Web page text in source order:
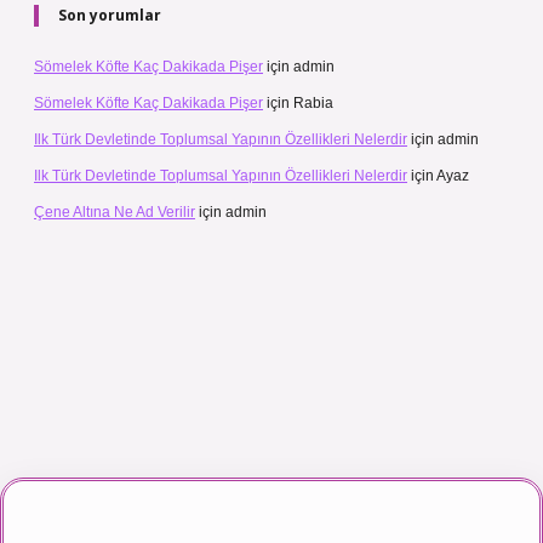
Son yorumlar
Sömelek Köfte Kaç Dakikada Pişer için admin
Sömelek Köfte Kaç Dakikada Pişer için Rabia
Ilk Türk Devletinde Toplumsal Yapının Özellikleri Nelerdir için admin
Ilk Türk Devletinde Toplumsal Yapının Özellikleri Nelerdir için Ayaz
Çene Altına Ne Ad Verilir için admin
izle